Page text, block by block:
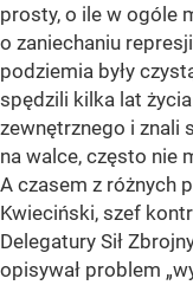
prosty, o ile w ogóle
o zaniechaniu
podziemia były
spędzili kilka lat
zewnętrznego i znali
na walce, często nie
A czasem z różnych
Kwieciński, szef
Delegatury Sił
opisywał problem